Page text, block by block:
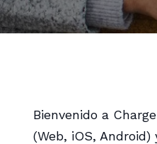
Bienvenido a
(Web, iOS,